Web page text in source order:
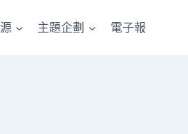
主題企劃 電子報